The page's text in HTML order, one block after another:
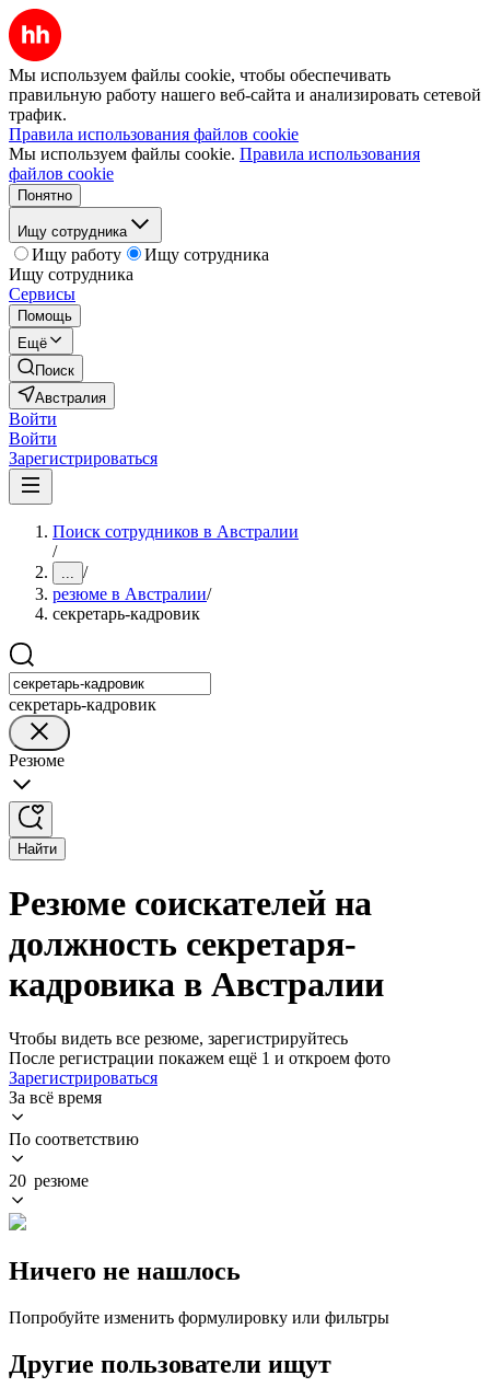
Мы используем файлы cookie, чтобы обеспечивать
правильную работу нашего веб-сайта и анализировать сетевой
трафик.
Правила использования файлов cookie
Мы используем файлы cookie. Правила использования
файлов cookie
Понятно
Ищу сотрудника
Ищу работу
Ищу сотрудника
Ищу сотрудника
Сервисы
Помощь
Ещё
Поиск
Австралия
Войти
Войти
Зарегистрироваться
Поиск сотрудников в Австралии
/
... /
резюме в Австралии/
секретарь-кадровик
секретарь-кадровик
Резюме
Найти
Резюме соискателей на
должность секретаря-
кадровика в Австралии
Чтобы видеть все резюме, зарегистрируйтесь
После регистрации покажем ещё 1 и откроем фото
Зарегистрироваться
За всё время
По соответствию
20 резюме
Ничего не нашлось
Попробуйте изменить формулировку или фильтры
Другие пользователи ищут